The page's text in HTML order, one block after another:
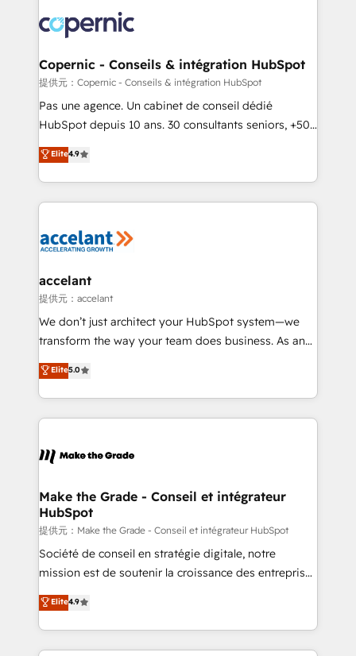
worldwide, and with over 15 years in the ecosystem,
Huble has built a track record that speaks for itself.
One company, one operating model, delivering
across offices and consulting teams in the UK, USA,
Canada, Germany, France, Belgium, Singapore, and
South Africa. Certified compliant with ISO/IEC
international offices and 175+ employees.
Copernic - Conseils & intégration HubSpot
提供元：Copernic - Conseils & intégration HubSpot
Pas une agence. Un cabinet de conseil dédié
HubSpot depuis 10 ans. 30 consultants seniors, +500
clients, un ROI mesurable. Notre mission : faire de
HubSpot un vrai levier de performance pour votre
organisation. Cela passe par la compréhension de
vos processus, la fiabilisation de vos données et
la plateforme. Nos domaines d'intervention : -
& reprise de données - Stratégie RevOps &
alignement Marketing / Sales - Data, reporting &
tableaux de bord - Onboarding, audit &
optimisation - Intégrations métiers (ERP, téléphonie,
changement Nous intervenons auprès des PME, ETI
et grandes entreprises en France et à l'international,
& logistique.
Elite4.9
accelant
提供元：accelant
We don’t just architect your HubSpot system—we
transform the way your team does business. As an
Elite HubSpot Solutions Partner, we specialize in
creating tailored, end-to-end CRM solutions that
accelerate growth, improve operational efficiency,
and ensure faster time to value on HubSpot. What
day one, our team takes the time to deeply
strategies that deliver impactful results. Our mission
is to empower you to unlock HubSpot’s full potential
—faster. Through expert training, unmatched
responsiveness, and ongoing support, we equip
your team to adopt new systems with confidence
customer engagement.
Elite5.0
Make the Grade - Conseil et intégrateur
HubSpot
提供元：Make the Grade - Conseil et intégrateur HubSpot
Société de conseil en stratégie digitale, notre
mission est de soutenir la croissance des entreprises
B2B à travers l’acquisition de nouveaux clients,
l'intégration CRM et le développement des revenus
auprès de vos comptes existants. En France et à
l'international, nous travaillons avec des ETI
Elite4.9